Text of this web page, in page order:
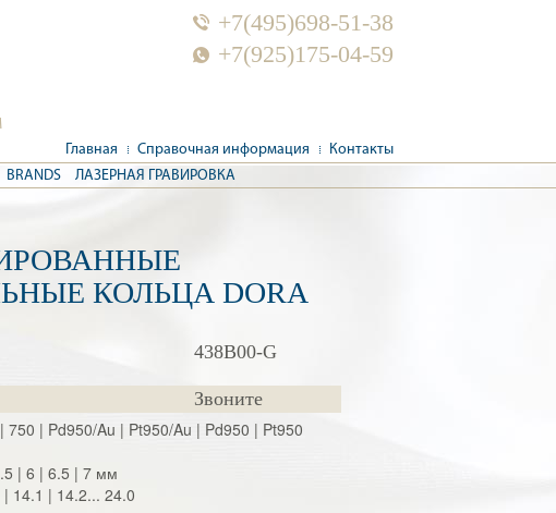
+7(495)698-51-38
+7(925)175-04-59
Главная
Справочная информация
Контакты
BRANDS ЛАЗЕРНАЯ ГРАВИРОВКА
КОЛЬЦА DORA
438B00-G
Звоните
750 | Pd950/Au | Pt950/Au | Pd950 | Pt950
| 6 | 6.5 | 7 мм
| 14.1 | 14.2... 24.0